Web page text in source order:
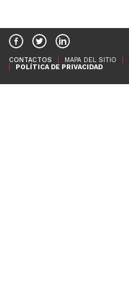
CONTACTOS MAPA DEL SITIO
POLÍTICA DE PRIVACIDAD